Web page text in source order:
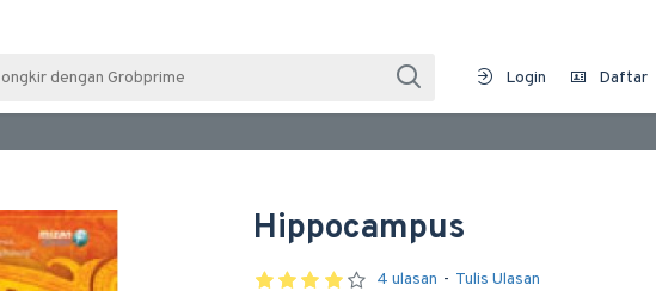
Login Daftar
Hippocampus
4 ulasan - Tulis Ulasan